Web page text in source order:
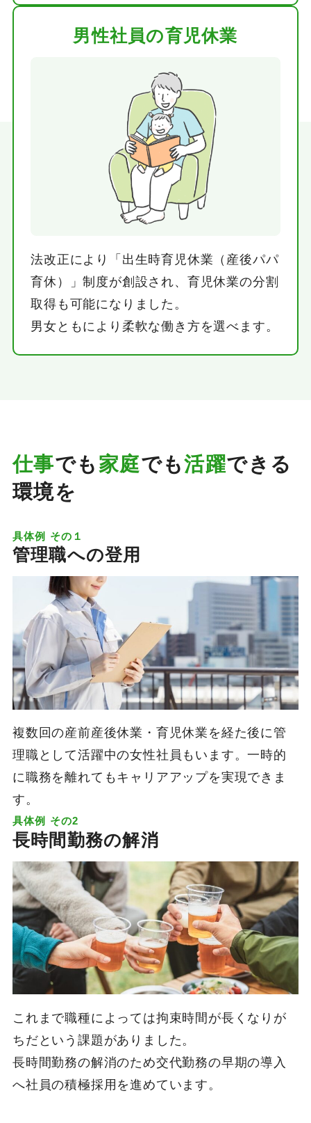
男性社員の育児休業
法改正により「出生時育児休業（産後パパ
育休）」制度が創設され、育児休業の分割
取得も可能になりました。
男女ともにより柔軟な働き方を選べます。
仕事でも 家庭でも活躍できる
環境を
具体例 その１
管理職への登用
複数回の産前産後休業・育児休業を経た後に管
理職として活躍中の女性社員もいます。一時的
に職務を離れてもキャリアアップを実現できま
す。
具体例 その2
長時間勤務の解消
これまで職種によっては拘束時間が長くなりが
ちだという課題がありました。
長時間勤務の解消のため交代勤務の早期の導入
へ社員の積極採用を進めています。